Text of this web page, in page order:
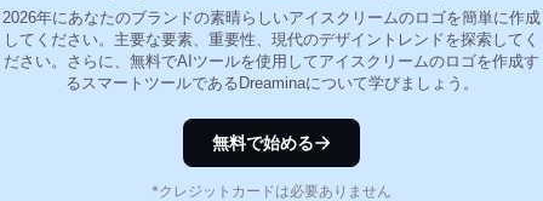
2026年にあなたのブランドの素晴らしいアイスクリームのロゴを簡単に作成
してください。主要な要素、重要性、現代のデザイントレンドを探索してく
ださい。さらに、無料でAIツールを使用してアイスクリームのロゴを作成す
るスマートツールであるDreaminaについて学びましょう。
無料で始める
*クレジットカードは必要ありません